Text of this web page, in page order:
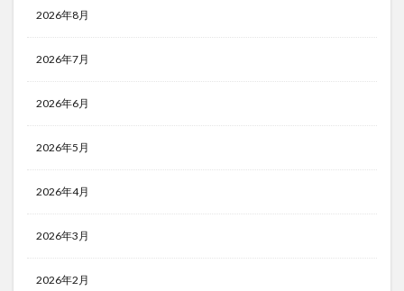
2026年8月
2026年7月
2026年6月
2026年5月
2026年4月
2026年3月
2026年2月